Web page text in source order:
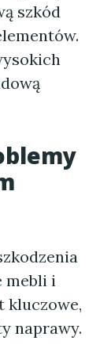
szkód
mebli i
kluczowe,
naprawy.